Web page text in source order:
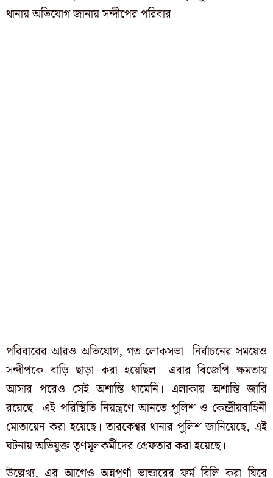
থানায় অভিযোগ জানায় সন্দীপের পরিবার।
পরিবারের আরও অভিযোগ, গত লোকসভা নির্বাচনের সময়েও
সন্দীপকে বাড়ি ছাড়া করা হয়েছিল। এবার বিজেপি ক্ষমতায়
আসার পরেও সেই অশান্তি থামেনি। এলাকায় অশান্তি জারি
রয়েছে। এই পরিস্থিতি নিয়ন্ত্রণে আনতেপুলিশ ও কেন্দ্রীয়বাহিনী
মোতায়েন করা হয়েছে।তারকেশ্বর থানার পুলিশ জানিয়েছে, এই
ঘটনায় অভিযুক্ত তৃণমূলকর্মীদের গ্রেফতার করা হয়েছে।
উল্লেখ্য, এর আগেও অন্নপূর্ণা ভান্ডারের ফর্ম বিলি করা ঘিরে